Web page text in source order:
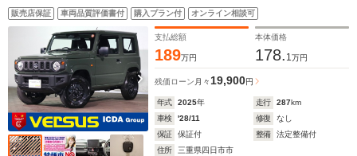
トライト/オートハイビーム/パーキングセンサー/アイドリ
ングストップ
販売店保証 車両品質評価書付 購入プラン付 オンライン相談可
支払総額
189万円
本体価格
178. 1万円
残価ローン 月々19,900円
年式 2025年 走行 287km
車検
'28/11 修復
なし
保証
保証付 整備
法定整備付
住所
三重県四日市市